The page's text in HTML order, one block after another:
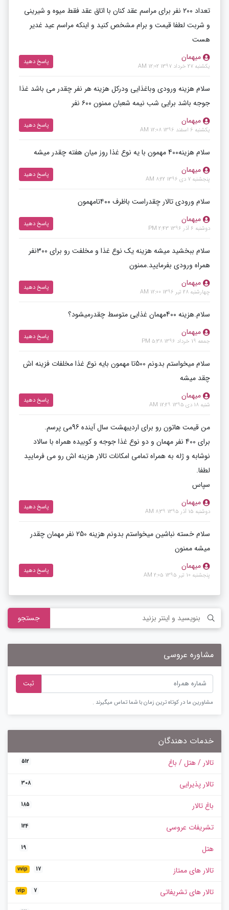
تعداد ۲۰۰ نفر برای مراسم عقد کنان با اتاق عقد فقط میوه و شیرینی
و شربت لطفا قیمت و برام مشخص کنید و اینکه مراسم عید غدیر
هست
میهمان
یکشنبه 27 خرداد 1397 12:02 AM
پاسخ دهید
سلام هزینه ورودی وباغذایی ودرکل هزینه هر نفر چقدر می باشد غذا
جوجه باشد برایی شب نیمه شعبان ممنون ۶۰۰ نفر
میهمان
یکشنبه 6 اسفند 1396 12:08 AM
پاسخ دهید
سلام هزینه400 مهمون با یه نوع غذا روز میان هفته چقدر میشه
میهمان
پنجشنبه 7 دی 1396 8:22 AM
پاسخ دهید
سلام ورودی تالار چقدراست باظرف ۴۰۰تامهمون
میهمان
دوشنبه 6 آذر 1396 2:43 PM
پاسخ دهید
سلام ببخشید میشه هزینه یک نوع غذا و مخلفت رو برای 300نفر
همراه ورودی بفرمایید.ممنون
میهمان
چهارشنبه 28 تیر 1396 12:00 AM
پاسخ دهید
سلام.هزینه 400مهمان غذایی متوسط چقدرمیشود؟
میهمان
جمعه 19 خرداد 1396 5:38 PM
پاسخ دهید
سلام میخواستم بدونم 500تا مهمون بایه نوع غذا مخلفات فزینه اش
چقد میشه
میهمان
شنبه 18 دی 1395 12:29 AM
پاسخ دهید
من قیمت هاتون رو برای اردیبهشت سال آینده 96می پرسم.
برای 400 نفر مهمان و دو نوع غذا جوجه و کوبیده همراه با سالاد
نوشابه و ژله به همراه تمامی امکانات تالار هزینه اش رو می فرمایید
لطفا.
سپاس
میهمان
دوشنبه 15 آذر 1395 8:39 AM
پاسخ دهید
سلام خسته نباشین میخواستم بدونم هزینه 250 نفر مهمان چقدر
میشه ممنون
میهمان
پنجشنبه 10 تیر 1395 2:05 AM
پاسخ دهید
جستجو
مشاوره عروسی
ثبت
مشاورین ما در کوتاه ترین زمان با شما تماس میگیرند .
خدمات دهندگان
تالار / هتل / باغ 512
تالار پذیرایی 308
باغ تالار 185
تشریفات عروسی 124
هتل 19
تالار های ممتاز vvip 17
تالار های تشریفاتی vip 7